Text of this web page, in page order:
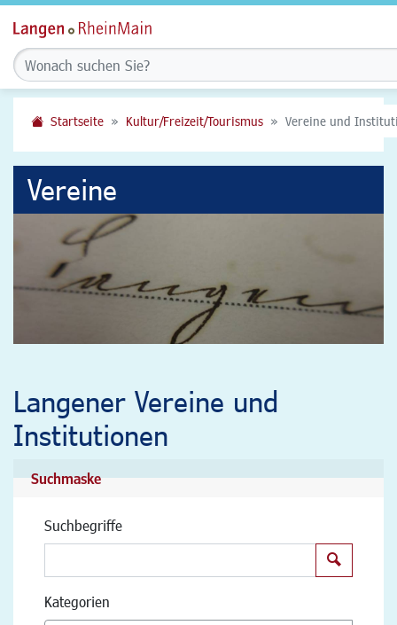
Startseite Kultur/Freizeit/Tourismus Vereine und
Vereine
Langener Vereine und
Institutionen
Suchmaske
Suchbegriffe
Kategorien